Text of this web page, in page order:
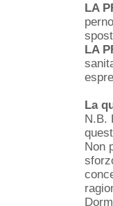
LA
LA
La
N.B.
Non